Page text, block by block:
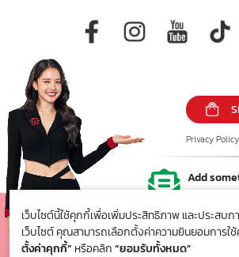
Privacy Policy
Add
เว็บไซต์นี้ใช้คุกกี้เพื่อเพิ่มประสิทธิภาพ และประสบ
เว็บไซต์ คุณสามารถเลือกตั้งค่าความยินยอมการใ
ตั้งค่าคุกกี้” หรือคลิก“ยอมรับทั้งหมด”